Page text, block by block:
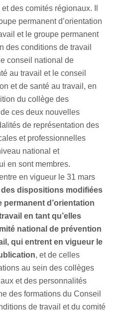
des comités régionaux. Il
permanent d’orientation
et le groupe permanent
des conditions de travail
conseil national de
au travail et le conseil
et de santé au travail, en
du collège des
ces deux nouvelles
de représentation des
et professionnelles
national et
en sont membres.
en vigueur le 31 mars
des dispositions modifiées
permanent d’orientation
en tant qu’elles
national de prévention
qui entrent en vigueur le
, et de celles
au sein des collèges
et des personnalités
des formations du Conseil
de travail et du comité